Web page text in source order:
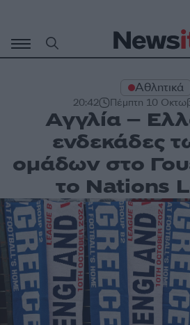
περιεχόμενο
Αθλητικά
20:42 Πέμπτη 10
Αγγλία –
ενδεκάδες
ομάδων στο
το Nations